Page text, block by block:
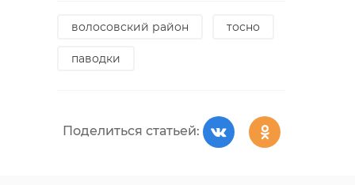
волосовский район тосно
паводки
Поделиться статьей: